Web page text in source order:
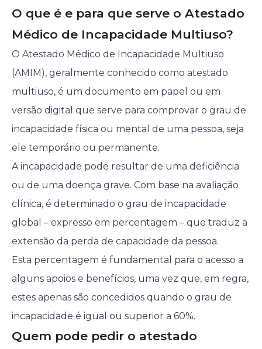
O que é e para que serve o Atestado
Médico de Incapacidade Multiuso?
O Atestado Médico de Incapacidade Multiuso
(AMIM), geralmente conhecido como atestado
multiuso, é um documento em papel ou em
versão digital que serve para comprovar o grau de
incapacidade física ou mental de uma pessoa, seja
ele temporário ou permanente.
A incapacidade pode resultar de uma deficiência
ou de uma doença grave. Com base na avaliação
clínica, é determinado o grau de incapacidade
global – expresso em percentagem – que traduz a
extensão da perda de capacidade da pessoa.
Esta percentagem é fundamental para o acesso a
alguns apoios e benefícios, uma vez que, em regra,
estes apenas são concedidos quando o grau de
incapacidade é igual ou superior a 60%.
Quem pode pedir o atestado